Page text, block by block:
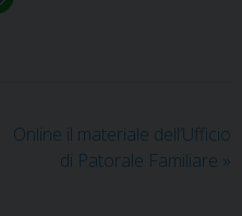
Online il materiale dell’Ufficio
di Patorale Familiare »